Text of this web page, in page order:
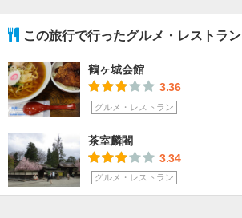
この旅行で行ったグルメ・レストラン
鶴ヶ城会館
3.36
グルメ・レストラン
茶室麟閣
3.34
グルメ・レストラン